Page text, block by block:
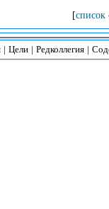
[список
| Цели | Редколлегия |